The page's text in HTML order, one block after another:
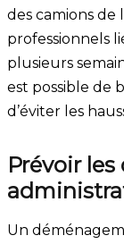
des camions
professionnels
plusieurs
est possible de
d’éviter les
Prévoir
Un